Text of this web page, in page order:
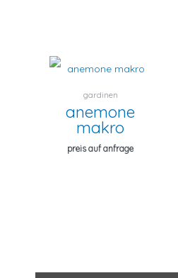
gardinen
anemone
makro
preis auf anfrage